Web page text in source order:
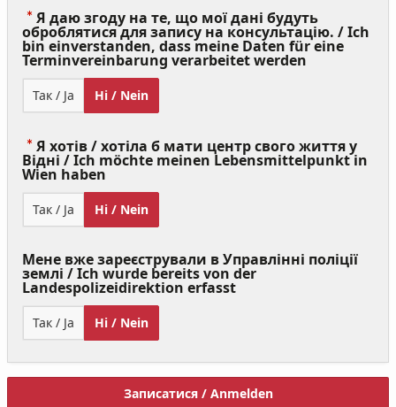
Я даю згоду на те, що мої дані будуть
оброблятися для запису на консультацію. / Ich
bin einverstanden, dass meine Daten für eine
Terminvereinbarung verarbeitet werden
Так / Ja Ні / Nein
Я хотів / хотіла б мати центр свого життя у
Відні / Ich möchte meinen Lebensmittelpunkt in
Wien haben
Required)
Так / Ja Ні / Nein
Мене вже зареєстрували в Управлінні поліції
землі / Ich wurde bereits von der
Landespolizeidirektion erfasst
Так / Ja Ні / Nein
Записатися / Anmelden